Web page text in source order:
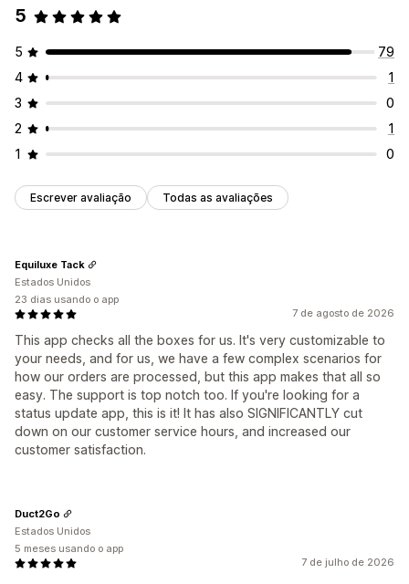
5
5
79
4
1
3
0
2
1
1
0
Escrever avaliação Todas as avaliações
7 de agosto de 2026
This app checks all the boxes for us. It's very customizable to
your needs, and for us, we have a few complex scenarios for
how our orders are processed, but this app makes that all so
easy. The support is top notch too. If you're looking for a
status update app, this is it! It has also SIGNIFICANTLY cut
down on our customer service hours, and increased our
customer satisfaction.
Equiluxe Tack
Estados Unidos
23 dias usando o app
7 de julho de 2026
Duct2Go
Estados Unidos
5 meses usando o app